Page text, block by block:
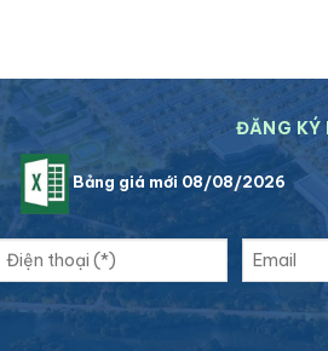
ĐĂNG KÝ
Bảng giá mới 08/08/2026